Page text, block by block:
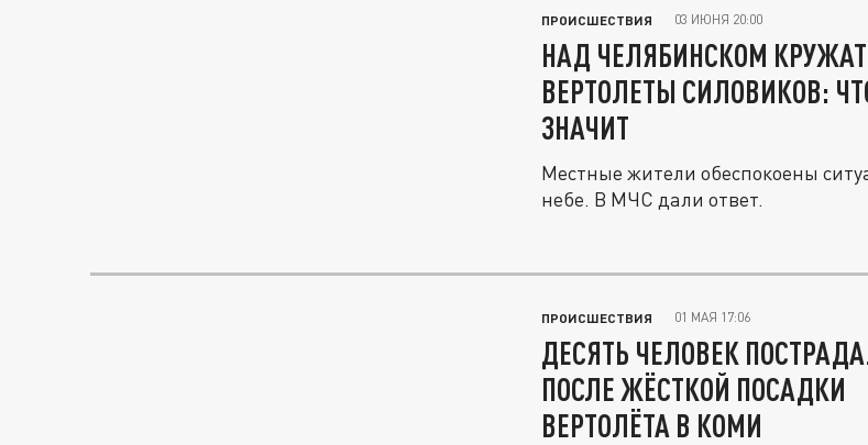
ПРОИСШЕСТВИЯ 03 ИЮНЯ 20:00
НАД ЧЕЛЯБИНСКОМ КРУЖАТ
ВЕРТОЛЕТЫ СИЛОВИКОВ:
ЗНАЧИТ
Местные жители обеспокоены
небе. В МЧС дали ответ.
ПРОИСШЕСТВИЯ 01 МАЯ 17:06
ДЕСЯТЬ ЧЕЛОВЕК
ПОСЛЕ ЖЁСТКОЙ ПОСАДКИ
ВЕРТОЛЁТА В КОМИ